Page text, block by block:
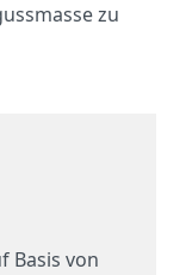
zu
Basis von